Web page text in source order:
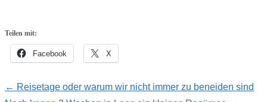
Teilen mit:
Facebook X
Post
← Reisetage oder warum wir nicht immer zu beneiden sind